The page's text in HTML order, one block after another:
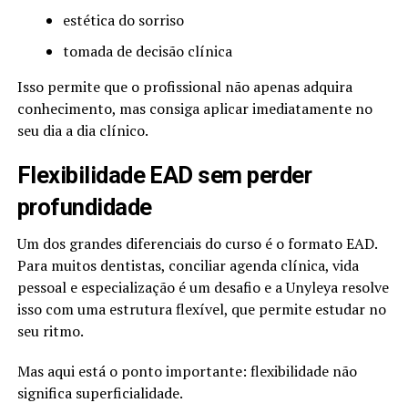
estética do sorriso
tomada de decisão clínica
Isso permite que o profissional não apenas adquira
conhecimento, mas consiga aplicar imediatamente no
seu dia a dia clínico.
Flexibilidade EAD sem perder
profundidade
Um dos grandes diferenciais do curso é o formato EAD.
Para muitos dentistas, conciliar agenda clínica, vida
pessoal e especialização é um desafio e a Unyleya resolve
isso com uma estrutura flexível, que permite estudar no
seu ritmo.
Mas aqui está o ponto importante: flexibilidade não
significa superficialidade.